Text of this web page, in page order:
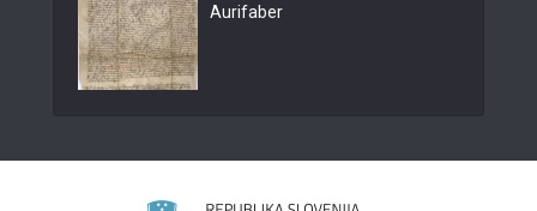
Aurifaber